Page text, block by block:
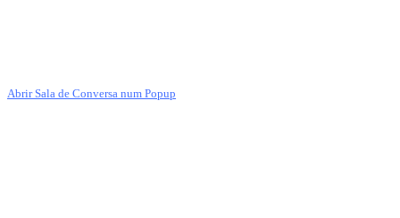
Abrir Sala de Conversa num Popup